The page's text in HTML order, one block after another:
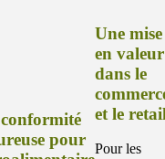
pour
Une mise
en valeur
dans le
et le
Pour les